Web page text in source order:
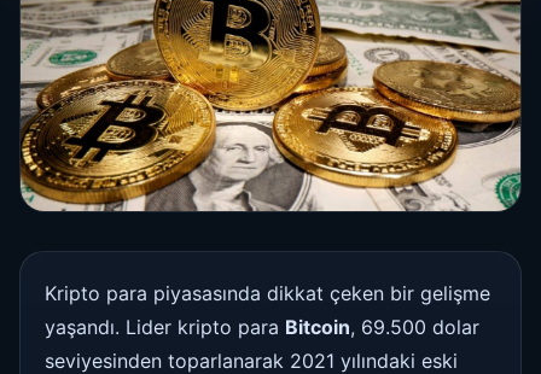
Kripto para piyasasında dikkat çeken bir gelişme
yaşandı. Lider kripto para Bitcoin, 69.500 dolar
seviyesinden toparlanarak 2021 yılındaki eski